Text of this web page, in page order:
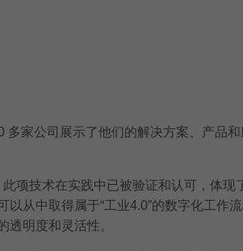
多家公司展示了他们的解决方案、产品
此项技术在实践中已被验证和认可，体现
从中取得属于“工业4.0”的数字化工作
透明度和灵活性。